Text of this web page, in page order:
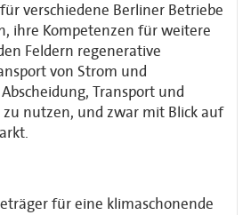
verschiedene Berliner Betriebe
ihre Kompe­tenzen für weitere
Feldern regenerative
von Strom und
Transport und
zu nutzen, und zwar mit Blick auf
für eine klimaschonende